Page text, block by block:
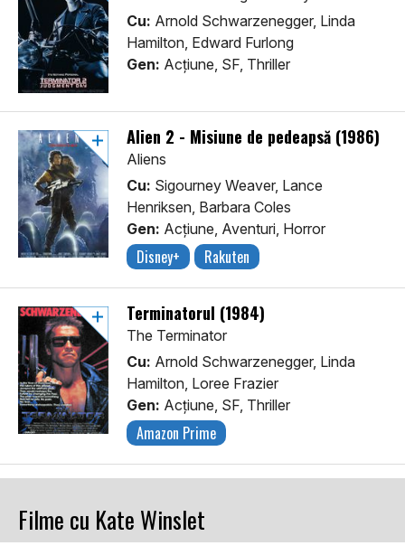
Cu: Arnold Schwarzenegger, Linda
Hamilton, Edward Furlong
Gen: Acţiune, SF, Thriller
Alien 2 - Misiune de pedeapsă (1986)
Aliens
Cu: Sigourney Weaver, Lance
Henriksen, Barbara Coles
Gen: Acţiune, Aventuri, Horror
Disney+ Rakuten
Terminatorul (1984)
The Terminator
Cu: Arnold Schwarzenegger, Linda
Hamilton, Loree Frazier
Gen: Acţiune, SF, Thriller
Amazon Prime
Filme cu Kate Winslet